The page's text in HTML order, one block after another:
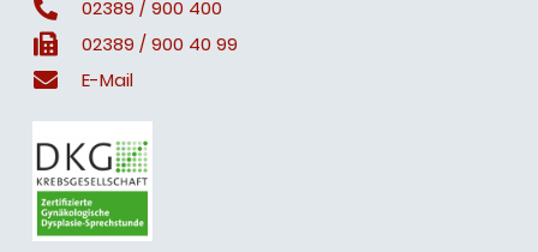
02389 / 900 400
02389 / 900 40 99
E-Mail